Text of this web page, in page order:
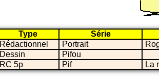
Type
Série
Rédactionnel Portrait
Dessin
Pifou
RC 5p Pif La